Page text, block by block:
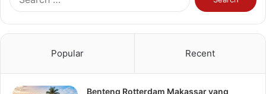
for:
Popular Recent
Benteng Rotterdam Makassar yang